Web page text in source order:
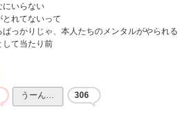
にいらない
れてないって
っかりじゃ、本人たちのメンタルがやられる
して当たり前
うーん… 306